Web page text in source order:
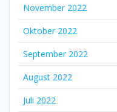
November 2022
Oktober 2022
September 2022
August 2022
Juli 2022